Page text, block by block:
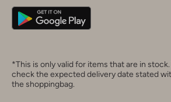
*This is only valid for items that are in stock.
check the expected delivery date stated
the shoppingbag.